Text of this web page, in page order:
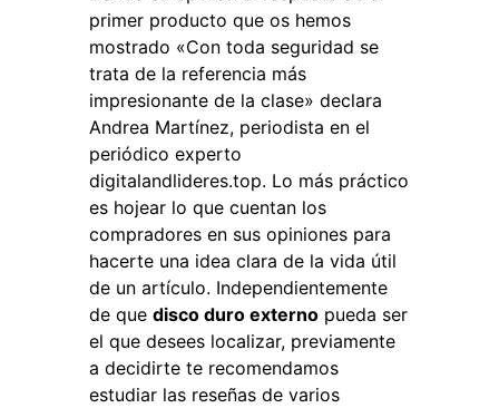
primer producto que os hemos
mostrado «Con toda seguridad se
trata de la referencia más
impresionante de la clase» declara
Andrea Martínez, periodista en el
periódico experto
digitalandlideres.top. Lo más práctico
es hojear lo que cuentan los
compradores en sus opiniones para
hacerte una idea clara de la vida útil
de un artículo. Independientemente
de que disco duro externo pueda ser
el que desees localizar, previamente
a decidirte te recomendamos
estudiar las reseñas de varios